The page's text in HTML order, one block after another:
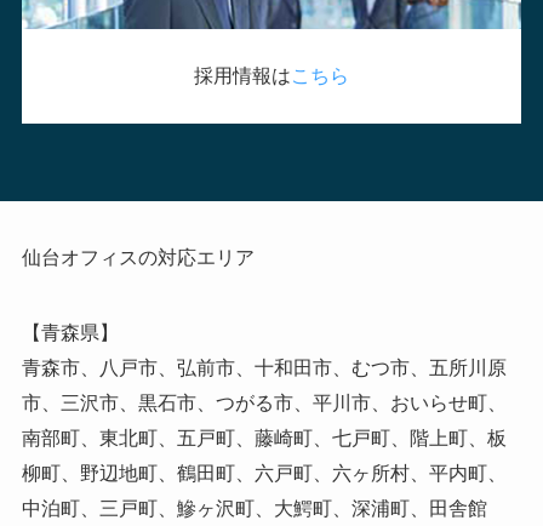
採用情報はこちら
仙台オフィスの対応エリア
【青森県】
青森市、八戸市、弘前市、十和田市、むつ市、五所川原
市、三沢市、黒石市、つがる市、平川市、おいらせ町、
南部町、東北町、五戸町、藤崎町、七戸町、階上町、板
柳町、野辺地町、鶴田町、六戸町、六ヶ所村、平内町、
中泊町、三戸町、鰺ヶ沢町、大鰐町、深浦町、田舎館